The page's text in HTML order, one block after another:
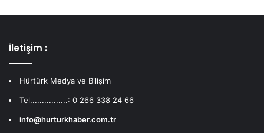
İletişim :
Hürtürk Medya ve Bilişim
Tel................: 0 266 338 24 66
info@hurturkhaber.com.tr